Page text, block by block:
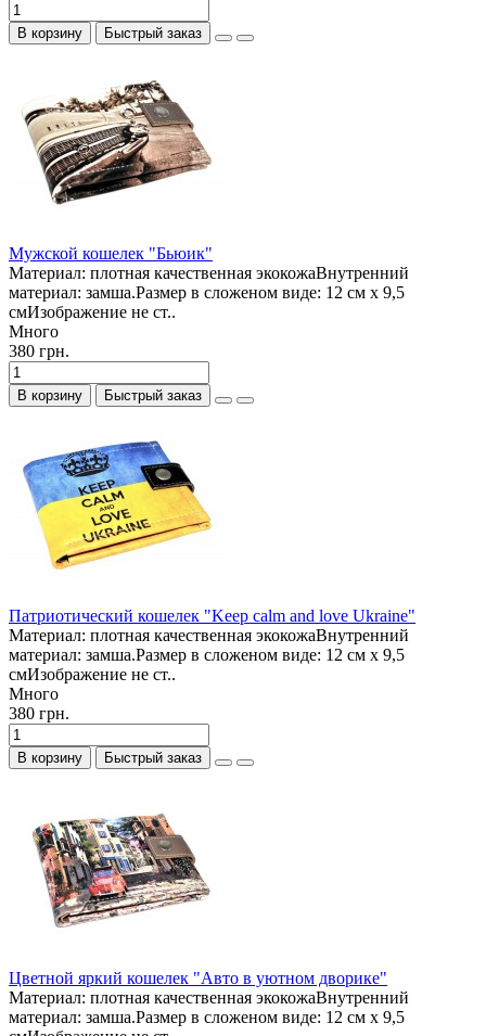
В корзину Быстрый заказ
Мужской кошелек "Бьюик"
Материал: плотная качественная экокожаВнутренний
материал: замша.Размер в сложеном виде: 12 см х 9,5
смИзображение не ст..
Много
380 грн.
В корзину Быстрый заказ
Патриотический кошелек "Keep calm and love Ukraine"
Материал: плотная качественная экокожаВнутренний
материал: замша.Размер в сложеном виде: 12 см х 9,5
смИзображение не ст..
Много
380 грн.
В корзину Быстрый заказ
Цветной яркий кошелек "Авто в уютном дворике"
Материал: плотная качественная экокожаВнутренний
материал: замша.Размер в сложеном виде: 12 см х 9,5